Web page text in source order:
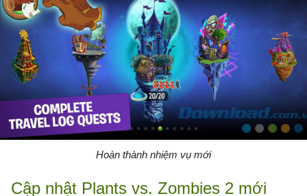
Hoàn thành nhiệm vụ mới
Cập nhật Plants vs. Zombies 2 mới